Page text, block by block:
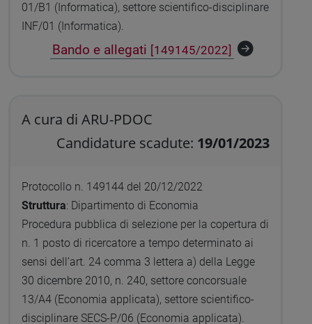
01/B1 (Informatica), settore scientifico-disciplinare
INF/01 (Informatica).
Bando e allegati [149145/2022]
A cura di ARU-PDOC
Candidature scadute: 19/01/2023
Protocollo n. 149144 del 20/12/2022
Struttura: Dipartimento di Economia
Procedura pubblica di selezione per la copertura di
n. 1 posto di ricercatore a tempo determinato ai
sensi dell’art. 24 comma 3 lettera a) della Legge
30 dicembre 2010, n. 240, settore concorsuale
13/A4 (Economia applicata), settore scientifico-
disciplinare SECS-P/06 (Economia applicata).